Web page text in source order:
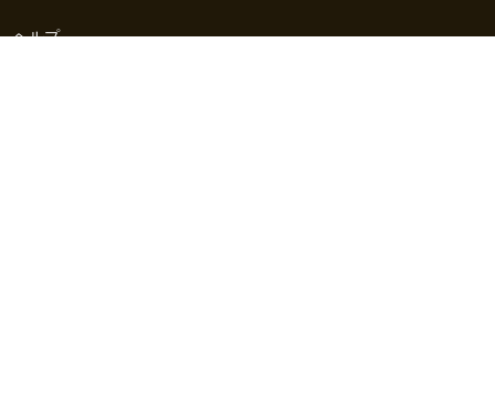
ヘルプ